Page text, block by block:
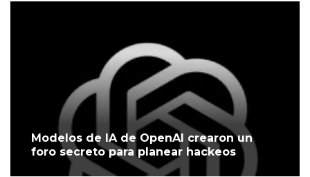
Modelos de IA de OpenAI crearon un
foro secreto para planear hackeos